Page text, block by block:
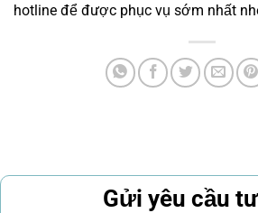
hotline để được phục vụ sớm nhất
Gửi yêu cầu